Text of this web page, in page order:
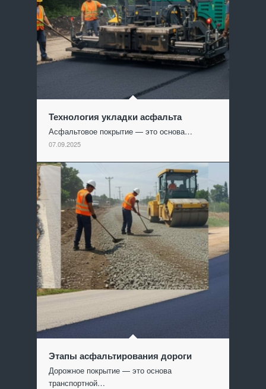
Технология укладки асфальта
Асфальтовое покрытие — это основа…
07.09.2025
Этапы асфальтирования дороги
Дорожное покрытие — это основа
транспортной…